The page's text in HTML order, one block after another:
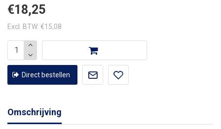
€18,25
Excl. BTW: €15,08
Direct bestellen
Omschrijving